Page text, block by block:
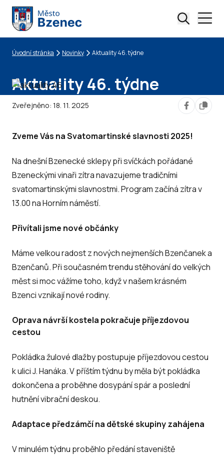
Drobečková navigace
Úvodní stránka Novinky Aktuality 46. týdne
Aktuality 46. týdne
Zveřejněno: 18. 11. 2025
Zveme Vás na Svatomartinské slavnosti 2025!
Na dnešní Bzenecké sklepy při svíčkách pořádané
Bzeneckými vinaři zítra navazujeme tradičními
svatomartinskými slavnostmi. Program začíná zítra v
13.00 na Horním náměstí.
Přivítali jsme nové občánky
Máme velkou radost z nových nejmenších Bzenčanek a
Bzenčanů. Při současném trendu stěhování do velkých
měst si moc vážíme toho, když v našem krásném
Bzenci vznikají nové rodiny.
Oprava návrší kostela pokračuje příjezdovou
cestou
Pokládka žulové dlažby postupuje příjezdovou cestou
k ulici J. Hanáka. V příštím týdnu by měla být pokládka
dokončena a proběhne dosypání spár a poslední
hutnění vibrační deskou.
Adaptace předzámčí na dětské skupiny zahájena
V minulém týdnu proběhlo předání staveniště